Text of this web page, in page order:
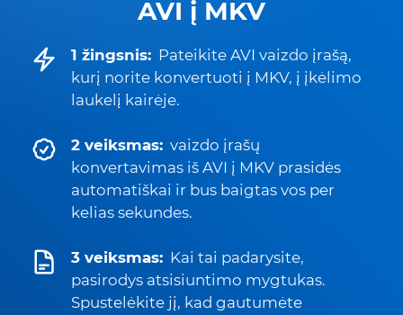
AVI į MKV
1 žingsnis: Pateikite AVI vaizdo įrašą,
kurį norite konvertuoti į MKV, į įkėlimo
laukelį kairėje.
2 veiksmas: vaizdo įrašų
konvertavimas iš AVI į MKV prasidės
automatiškai ir bus baigtas vos per
kelias sekundes.
3 veiksmas: Kai tai padarysite,
pasirodys atsisiuntimo mygtukas.
Spustelėkite jį, kad gautumėte